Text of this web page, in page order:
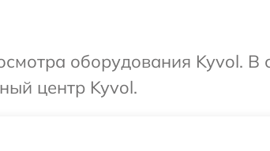
оборудования Kyvol.
центр Kyvol.